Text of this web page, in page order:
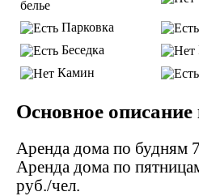
белье
Парковка
Беседка
Камин
Основное описание
Аренда дома по будням
Аренда дома по
руб./чел.